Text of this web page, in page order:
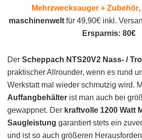
Mehrzwecksauger + Zubehör,
maschinenwelt für 49,90€ inkl.
Ersparnis: 80€
Der Scheppach NTS20V2 Nass- /
praktischer Allrounder, wenn es rund
Werkstatt mal wieder schmutzig wird.
Auffangbehälter ist man auch bei
gewappnet. Der kraftvolle 1200 Watt
Saugleistung garantiert stets ein
und ist so auch größeren